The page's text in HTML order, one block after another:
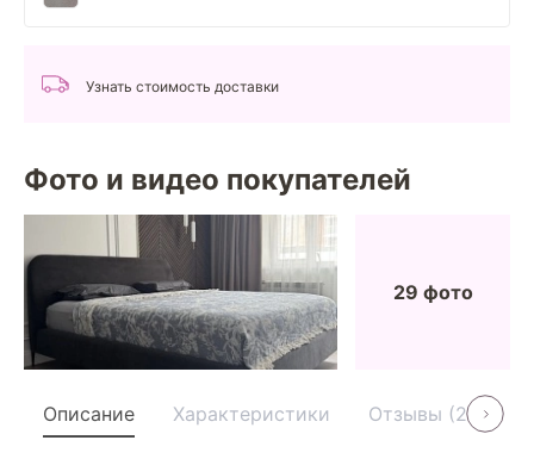
Узнать стоимость доставки
Фото и видео покупателей
29 фото
Описание Характеристики Отзывы (20)